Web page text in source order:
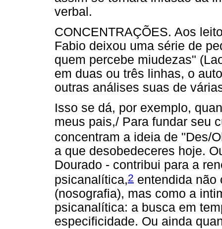
verbal.
CONCENTRAÇÕES. Aos
Fabio deixou uma série de
quem percebe miudezas"
em duas ou três linhas, o
outras análises suas de
Isso se dá, por exemplo,
meus pais,/ Para fundar seu
concentram a ideia de "Des/
a que desobedeceres hoje.
Dourado - contribui para a
psicanalítica,2 entendida não
(nosografia), mas como a
psicanalítica: a busca em
especificidade. Ou ainda